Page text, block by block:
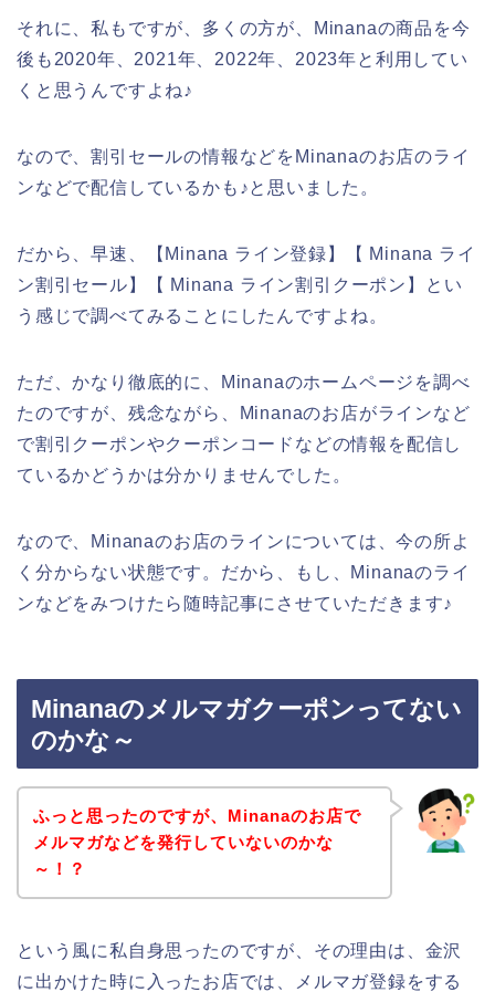
それに、私もですが、多くの方が、Minanaの商品を今
後も2020年、2021年、2022年、2023年と利用してい
くと思うんですよね♪
なので、割引セールの情報などをMinanaのお店のライ
ンなどで配信しているかも♪と思いました。
だから、早速、【Minana ライン登録】【 Minana ライ
ン割引セール】【 Minana ライン割引クーポン】とい
う感じで調べてみることにしたんですよね。
ただ、かなり徹底的に、Minanaのホームページを調べ
たのですが、残念ながら、Minanaのお店がラインなど
で割引クーポンやクーポンコードなどの情報を配信し
ているかどうかは分かりませんでした。
なので、Minanaのお店のラインについては、今の所よ
く分からない状態です。だから、もし、Minanaのライ
ンなどをみつけたら随時記事にさせていただきます♪
Minanaのメルマガクーポンってない
のかな～
ふっと思ったのですが、Minanaのお店で
メルマガなどを発行していないのかな
～！？
という風に私自身思ったのですが、その理由は、金沢
に出かけた時に入ったお店では、メルマガ登録をする